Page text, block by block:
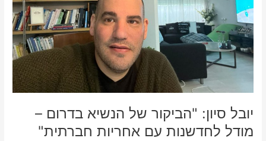
יובל סיון: "הביקור של הנשיא בדרום –
מודל לחדשנות עם אחריות חברתית"
מודל
לחדשנות
עם
אחריות
חברתית"